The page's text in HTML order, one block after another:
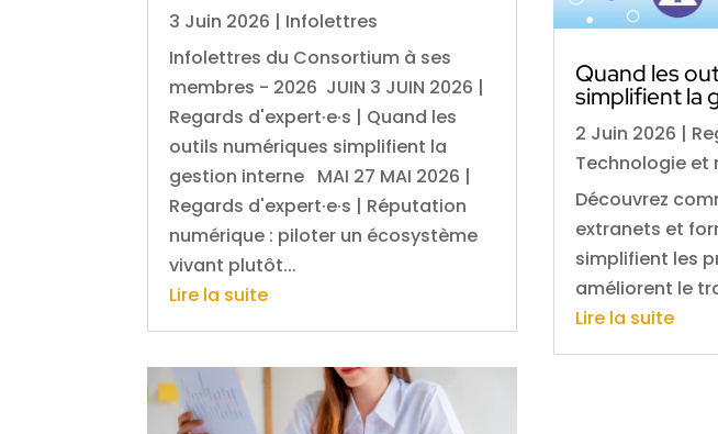
3 Juin 2026 | Infolettres
Infolettres du Consortium à ses
membres - 2026 JUIN 3 JUIN 2026 |
Regards d'expert·e·s | Quand les
outils numériques simplifient la
gestion interne MAI 27 MAI 2026 |
Regards d'expert·e·s | Réputation
numérique : piloter un écosystème
vivant plutôt...
Lire la suite
Quand les
simplifient la
2 Juin 2026 |
Technologie et
Découvrez
extranets et
simplifient les
améliorent le
Lire la suite